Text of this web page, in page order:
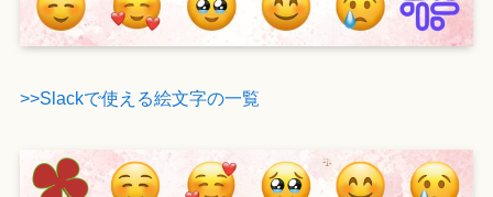
>>Slackで使える絵文字の一覧